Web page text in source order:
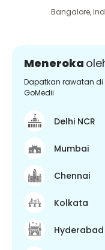
Bangalore,
Meneroka
Dapatkan rawatan
GoMedii
Delhi NCR
Mumbai
Chennai
Kolkata
Hyderabad